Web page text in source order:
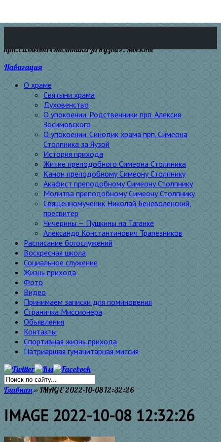
прп.Симеона Столпника за Яузой г. Москвы
Навигация
О храме
Святыни храма
Духовенство
О упокоении. Родственники прп. Алексия
Зосимовского
О упокоении. Синодик храма прп. Симеона
Столпника за Яузой
История прихода
Житие преподобного Симеона Столпника
Канон преподобному Симеону Столпнику
Акафист преподобному Симеону Столпнику
Молитва преподобному Симеону Столпнику
Священномученик Николай Беневоленский,
пресвитер
Чичерины — Пушкины на Таганке
Александр Константинович Трапезников
Расписание богослужений
Воскресная школа
Социальное служение
Жизнь прихода
Фото
Видео
Принимаем записки для поминовения
Страничка Миссионера
Объявления
Контакты
Спортивная жизнь прихода
Патриаршая гуманитарная миссия
Главная» IMAGE 2022-10-08 12:32:26
IMAGE 2022-10-08 12:32:26